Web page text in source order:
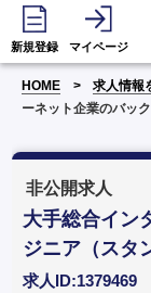
新規登録 マイページ
HOME 求人情報
ーネット企業のバッ
非公開求人
大手総合イン
ジニア（スタ
求人ID:1379469